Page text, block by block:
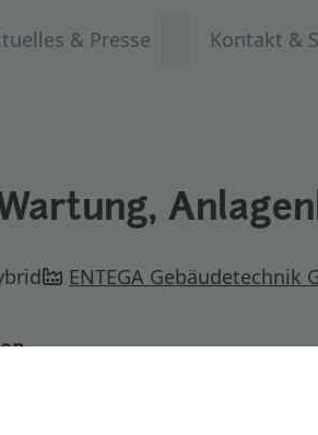
& Presse Kontakt &
ENTEGA Gebäudetechnik